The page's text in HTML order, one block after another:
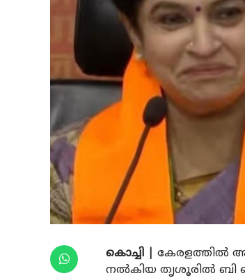
കൊച്ചി |
കേരളത്തില്‍
നല്‍കിയ തൃശൂരില്‍ ബി